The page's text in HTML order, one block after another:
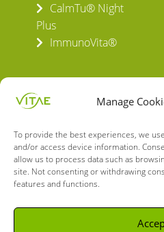
Manage
To provide the best experiences, we
and/or access device information.
allow us to process data such as
site. Not consenting or withdrawing
features and functions.
CalmTu® Night
Plus
ImmunoVita®
VITAE HEALTH
C/ Verneda
08160 Montmeló